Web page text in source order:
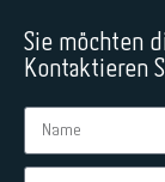
Sie möchten
Kontaktieren